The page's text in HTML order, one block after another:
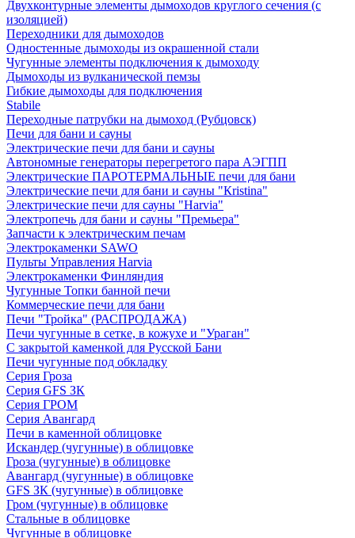
Двухконтурные элементы дымоходов круглого сечения (с
изоляцией)
Переходники для дымоходов
Одностенные дымоходы из окрашенной стали
Чугунные элементы подключения к дымоходу
Дымоходы из вулканической пемзы
Гибкие дымоходы для подключения
Stabile
Переходные патрубки на дымоход (Рубцовск)
Печи для бани и сауны
Электрические печи для бани и сауны
Автономные генераторы перегретого пара АЭГПП
Электрические ПАРОТЕРМАЛЬНЫЕ печи для бани
Электрические печи для бани и сауны "Кristina"
Электрические печи для сауны "Harvia"
Электропечь для бани и сауны "Премьера"
Запчасти к электрическим печам
Электрокаменки SAWO
Пульты Управления Harvia
Электрокаменки Финляндия
Чугунные Топки банной печи
Коммерческие печи для бани
Печи "Тройка" (РАСПРОДАЖА)
Печи чугунные в сетке, в кожухе и "Ураган"
С закрытой каменкой для Русской Бани
Печи чугунные под обкладку
Серия Гроза
Серия GFS ЗК
Серия ГРОМ
Серия Авангард
Печи в каменной облицовке
Искандер (чугунные) в облицовке
Гроза (чугунные) в облицовке
Авангард (чугунные) в облицовке
GFS ЗК (чугунные) в облицовке
Гром (чугунные) в облицовке
Стальные в облицовке
Чугунные в облицовке